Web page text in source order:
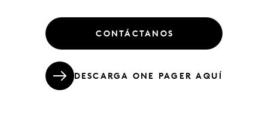
CONTÁCTANOS
DESCARGA ONE PAGER AQUÍ